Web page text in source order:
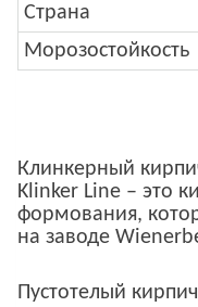
Страна
Морозостойкость
Клинкерный
Klinker Line – это
формования,
на заводе
Пустотелый